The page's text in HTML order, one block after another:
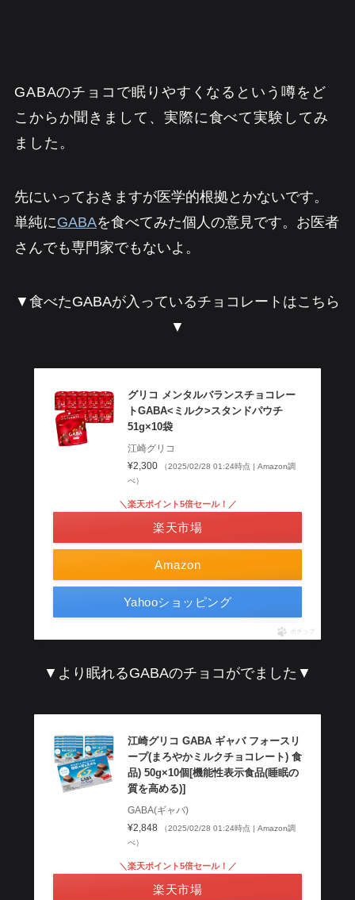
GABAのチョコで眠りやすくなるという噂をど
こからか聞きまして、実際に食べて実験してみ
ました。
先にいっておきますが医学的根拠とかないです。
単純にGABAを食べてみた個人の意見です。お医者
さんでも専門家でもないよ。
▼食べたGABAが入っているチョコレートはこちら
▼
グリコ メンタルバランスチョコレー
トGABA<ミルク>スタンドパウチ
51g×10袋
江崎グリコ
¥2,300
（2025/02/28 01:24時点 | Amazon調
べ）
Amazon
＼楽天ポイント5倍セール！／
楽天市場
Yahooショッピング
ポチップ
▼より眠れるGABAのチョコがでました▼
江崎グリコ GABA ギャバ フォースリ
ープ(まろやかミルクチョコレート) 食
品) 50g×10個[機能性表示食品(睡眠の
質を高める)]
GABA(ギャバ)
¥2,848
（2025/02/28 01:24時点 | Amazon調
べ）
＼楽天ポイント5倍セール！／
楽天市場